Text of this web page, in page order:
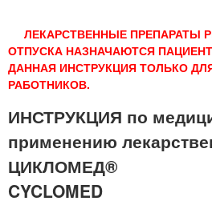
ЛЕКАРСТВЕННЫЕ ПРЕПАРАТЫ
ОТПУСКА НАЗНАЧАЮТСЯ
ДАННАЯ ИНСТРУКЦИЯ ТОЛЬКО
РАБОТНИКОВ.
ИНСТРУКЦИЯ по
применению
ЦИКЛОМЕД®
CYCLOMED